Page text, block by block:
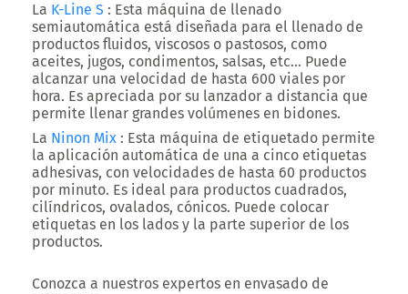
La K-Line S : Esta máquina de llenado
semiautomática está diseñada para el llenado de
productos fluidos, viscosos o pastosos, como
aceites, jugos, condimentos, salsas, etc… Puede
alcanzar una velocidad de hasta 600 viales por
hora. Es apreciada por su lanzador a distancia que
permite llenar grandes volúmenes en bidones.
La Ninon Mix : Esta máquina de etiquetado permite
la aplicación automática de una a cinco etiquetas
adhesivas, con velocidades de hasta 60 productos
por minuto. Es ideal para productos cuadrados,
cilíndricos, ovalados, cónicos. Puede colocar
etiquetas en los lados y la parte superior de los
productos.
Conozca a nuestros expertos en envasado de